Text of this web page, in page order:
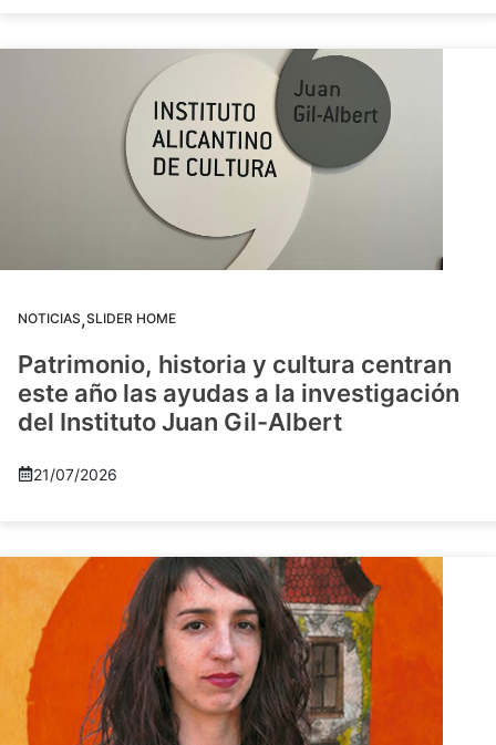
NOTICIAS,SLIDER HOME
Patrimonio, historia y cultura centran
este año las ayudas a la investigación
del Instituto Juan Gil-Albert
21/07/2026